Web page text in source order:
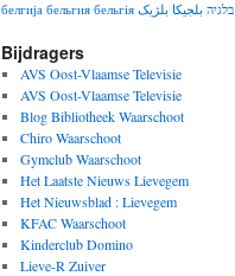
белгија бельгия бельгія בלגיה بلجيكا بلژیک
Bijdragers
AVS Oost-Vlaamse Televisie
AVS Oost-Vlaamse Televisie
Blog Bibliotheek Waarschoot
Chiro Waarschoot
Gymclub Waarschoot
Het Laatste Nieuws Lievegem
Het Nieuwsblad : Lievegem
KFAC Waarschoot
Kinderclub Domino
Lieve-R Zuiver